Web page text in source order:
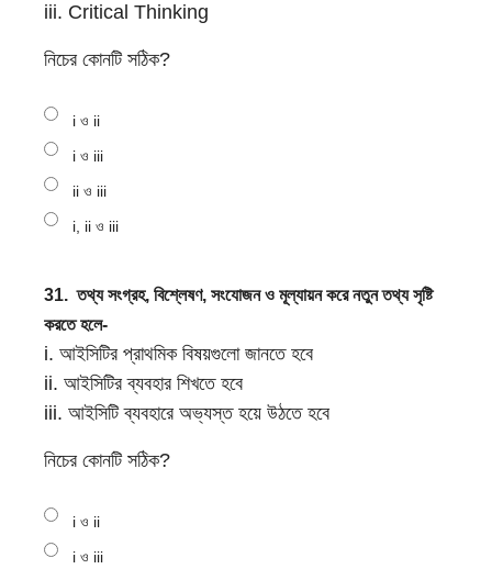
iii. Critical Thinking
নিচের কোনটি সঠিক?
i ও ii
i ও iii
ii ও iii
i, ii ও iii
31. তথ্য সংগ্রহ, বিশ্লেষণ, সংযোজন ও মূল্যায়ন করে নতুন তথ্য সৃষ্টি
করতে হলে-
i. আইসিটির প্রাথমিক বিষয়গুলো জানতে হবে
ii. আইসিটির ব্যবহার শিখতে হবে
iii. আইসিটি ব্যবহারে অভ্যস্ত হয়ে উঠতে হবে
নিচের কোনটি সঠিক?
i ও ii
i ও iii